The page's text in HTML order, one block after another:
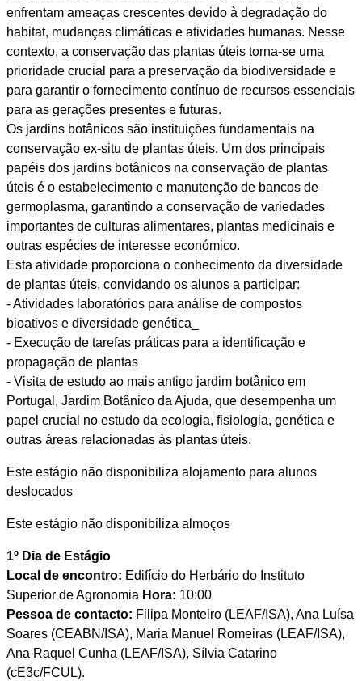
enfrentam ameaças crescentes devido à degradação do
habitat, mudanças climáticas e atividades humanas. Nesse
contexto, a conservação das plantas úteis torna-se uma
prioridade crucial para a preservação da biodiversidade e
para garantir o fornecimento contínuo de recursos essenciais
para as gerações presentes e futuras.
Os jardins botânicos são instituições fundamentais na
conservação ex-situ de plantas úteis. Um dos principais
papéis dos jardins botânicos na conservação de plantas
úteis é o estabelecimento e manutenção de bancos de
germoplasma, garantindo a conservação de variedades
importantes de culturas alimentares, plantas medicinais e
outras espécies de interesse económico.
Esta atividade proporciona o conhecimento da diversidade
de plantas úteis, convidando os alunos a participar:
- Atividades laboratórios para análise de compostos
bioativos e diversidade genética_
- Execução de tarefas práticas para a identificação e
propagação de plantas
- Visita de estudo ao mais antigo jardim botânico em
Portugal, Jardim Botânico da Ajuda, que desempenha um
papel crucial no estudo da ecologia, fisiologia, genética e
outras áreas relacionadas às plantas úteis.
Este estágio não disponibiliza alojamento para alunos
deslocados
Este estágio não disponibiliza almoços
1º Dia de Estágio
Local de encontro: Edifício do Herbário do Instituto
Superior de Agronomia Hora: 10:00
Pessoa de contacto: Filipa Monteiro (LEAF/ISA), Ana Luísa
Soares (CEABN/ISA), Maria Manuel Romeiras (LEAF/ISA),
Ana Raquel Cunha (LEAF/ISA), Sílvia Catarino
(cE3c/FCUL).